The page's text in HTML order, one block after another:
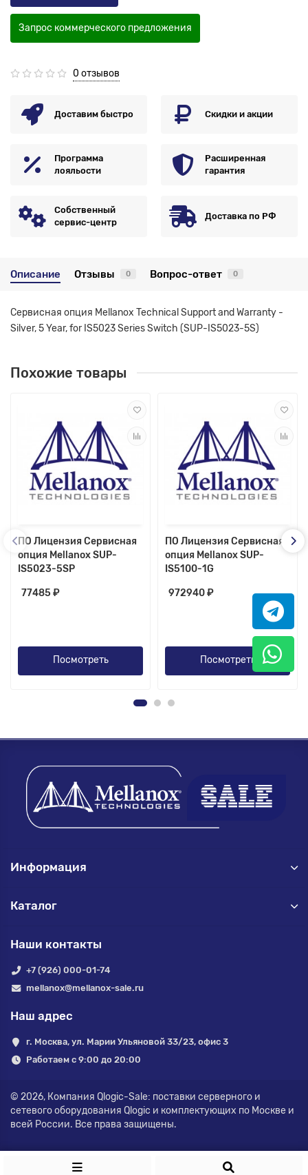
Запрос коммерческого предложения
0 отзывов
Доставим быстро Скидки и акции
Программа
лояльости
Расширенная
гарантия
Собственный
сервис-центр
Доставка по РФ
Описание Отзывы 0 Вопрос-ответ 0
Сервисная опция Mellanox Technical Support and Warranty -
Silver, 5 Year, for IS5023 Series Switch (SUP-IS5023-5S)
Похожие товары
ПО Лицензия Сервисная
опция Mellanox SUP-
IS5023-5SP
77485 ₽
Посмотреть
ПО Лицензия Сервисная
опция Mellanox SUP-
IS5100-1G
972940 ₽
Посмотреть
Информация
Каталог
Наши контакты
+7 (926) 000-01-74
mellanox@mellanox-sale.ru
Наш адрес
г. Москва, ул. Марии Ульяновой 33/23, офис 3
Работаем с 9:00 до 20:00
© 2026, Компания Qlogic-Sale: поставки серверного и
сетевого оборудования Qlogic и комплектующих по Москве и
всей России. Все права защищены.